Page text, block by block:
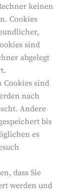
keinen
Cookies
sind
abgelegt
Cookies sind
nach
Andere
bis
es
dass Sie
werden und